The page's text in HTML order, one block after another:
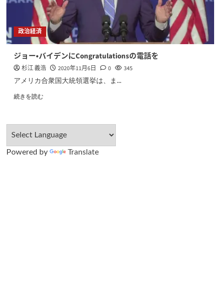
政治経済
ジョー・バイデンにCongratulationsの電話を
杉江 義浩 2020年11月6日 0 345
アメリカ合衆国大統領選挙は、ま...
続きを読む
Powered by Translate